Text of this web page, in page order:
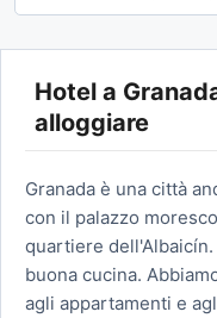
Hotel a
alloggiare
Granada è una città
con il palazzo
quartiere
buona cucina.
agli appartamenti e